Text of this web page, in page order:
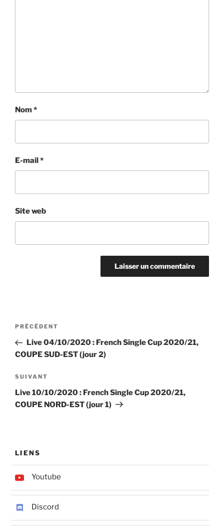
Nom*
E-mail*
Site web
Navigation
l’article
Article
précédent
PRÉCÉDENT
Live 04/10/2020 : French Single Cup 2020/21,
COUPE SUD-EST (jour 2)
Article
suivant
SUIVANT
Live 10/10/2020 : French Single Cup 2020/21,
COUPE NORD-EST (jour 1)
LIENS
Youtube
Discord